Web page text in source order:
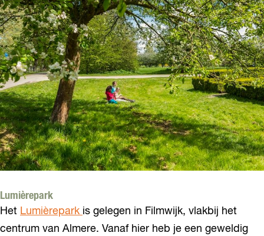
Lumièrepark
Het Lumièrepark is gelegen in Filmwijk, vlakbij het
centrum van Almere. Vanaf hier heb je een geweldig